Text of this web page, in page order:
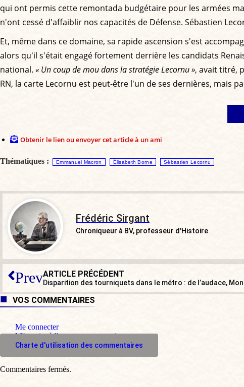
qui ont permis cette remontada budgétaire pour les armées
n'ont cessé d'affaiblir nos capacités de Défense. Sébastien
Et, même dans ce domaine, sa rapide ascension s'est
alors qu'il s'était engagé fortement derrière les candidats
national. « Un coup de mou dans la stratégie Lecornu », avait titré,
RN, la carte Lecornu est peut-être l'un de ses dernières, mais
Obtenir le lien ou envoyer cet article à un ami
Thématiques : Emmanuel Macron Élisabeth Borne Sébastien Lecornu
Frédéric Sirgant
Chroniqueur à BV, professeur d'Histoire
PrevARTICLE PRÉCÉDENT
Disparition des tourniquets dans le métro : de l’audace,
VOS COMMENTAIRES
Me connecter
M'inscrire à l'espace commentaire
Charte d'utilisation des commentaires
Commentaires fermés.